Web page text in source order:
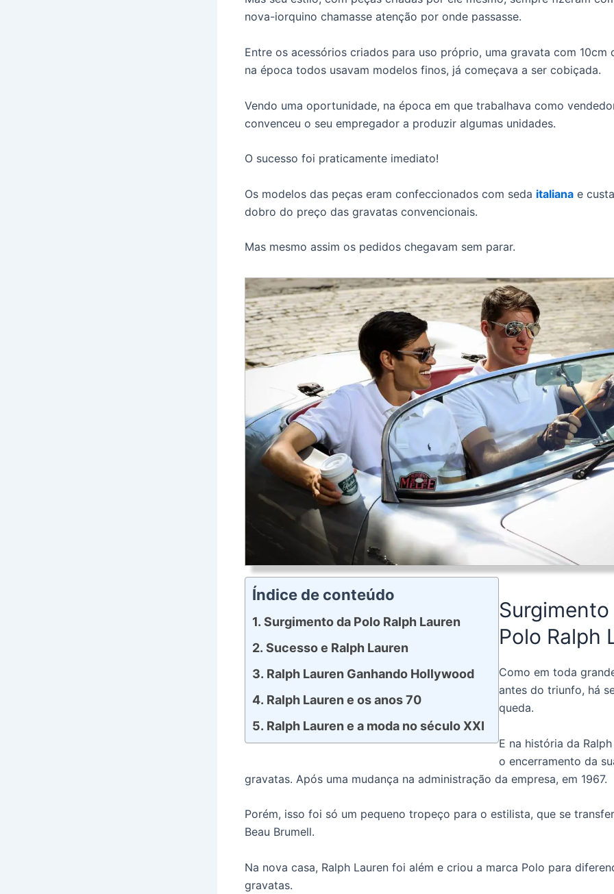
nova-iorquino chamasse atenção por onde passasse.
Entre os acessórios criados para uso próprio, uma gravata com 10cm
na época todos usavam modelos finos, já começava a ser cobiçada.
Vendo uma oportunidade, na época em que trabalhava como
convenceu o seu empregador a produzir algumas unidades.
O sucesso foi praticamente imediato!
Os modelos das peças eram confeccionados com seda italiana e
dobro do preço das gravatas convencionais.
Mas mesmo assim os pedidos chegavam sem parar.
Índice de conteúdo
Surgimento da Polo Ralph Lauren
Sucesso e Ralph Lauren
Ralph Lauren Ganhando Hollywood
Ralph Lauren e os anos 70
Ralph Lauren e a moda no século XXI
Polo Ralph
Como em toda
antes do triunfo, há
queda.
E na história da
o encerramento da
gravatas. Após uma mudança na administração da empresa, em 1967.
Porém, isso foi só um pequeno tropeço para o estilista, que se
Beau Brumell.
Na nova casa, Ralph Lauren foi além e criou a marca Polo para
gravatas.